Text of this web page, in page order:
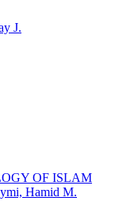
J.
OF ISLAM
Hamid M.